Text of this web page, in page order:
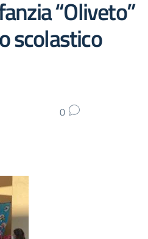
“Oliveto”
scolastico
0